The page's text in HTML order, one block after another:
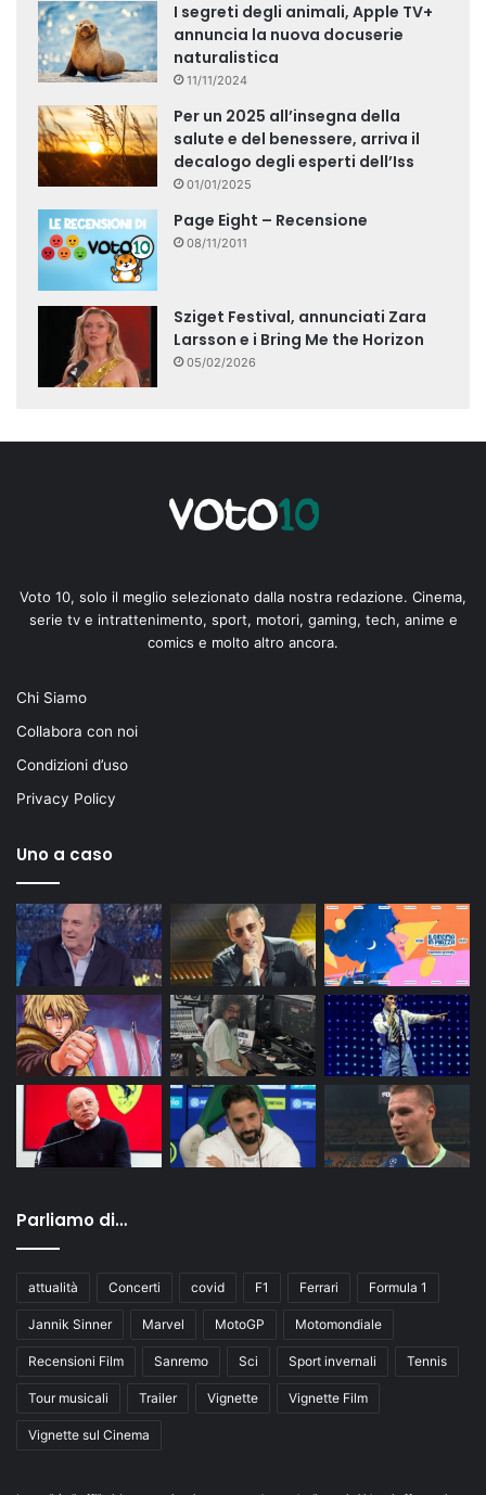
I segreti degli animali, Apple TV+
annuncia la nuova docuserie
naturalistica
11/11/2024
Per un 2025 all’insegna della
salute e del benessere, arriva il
decalogo degli esperti dell’Iss
01/01/2025
Page Eight – Recensione
08/11/2011
Sziget Festival, annunciati Zara
Larsson e i Bring Me the Horizon
05/02/2026
Voto 10, solo il meglio selezionato dalla nostra redazione. Cinema,
serie tv e intrattenimento, sport, motori, gaming, tech, anime e
comics e molto altro ancora.
Chi Siamo
Collabora con noi
Condizioni d’uso
Privacy Policy
Uno a caso
Parliamo di…
attualità Concerti covid F1 Ferrari Formula 1
Jannik Sinner Marvel MotoGP Motomondiale
Recensioni Film Sanremo Sci Sport invernali Tennis
Tour musicali Trailer Vignette Vignette Film
Vignette sul Cinema